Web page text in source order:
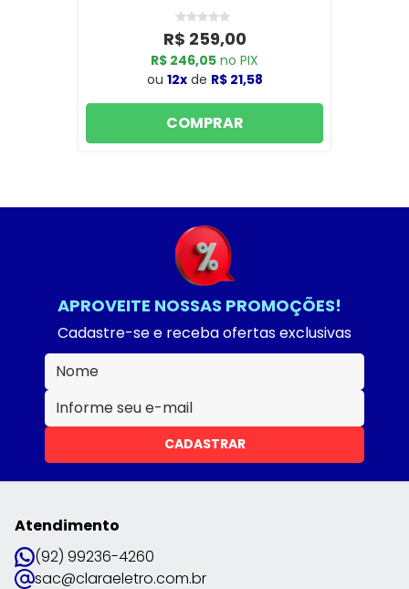
R$ 259,00
R$ 246,05 no PIX
ou 12xde R$ 21,58
COMPRAR
APROVEITE NOSSAS PROMOÇÕES!
Cadastre-se e receba ofertas exclusivas
CADASTRAR
Atendimento
(92) 99236-4260
sac@claraeletro.com.br